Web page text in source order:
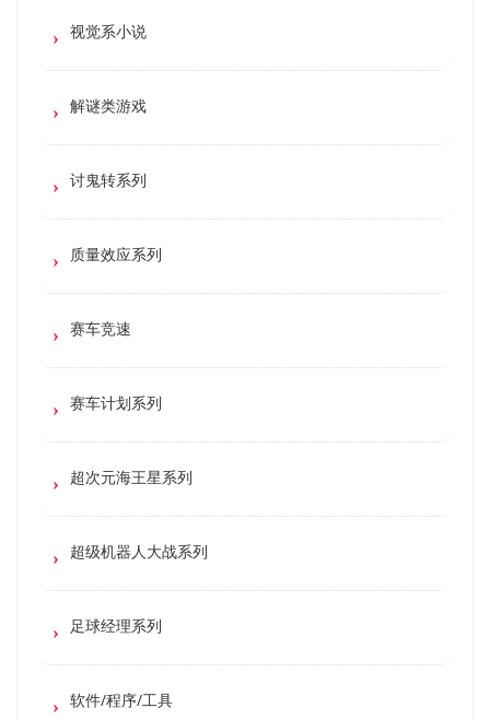
视觉系小说
解谜类游戏
讨鬼转系列
质量效应系列
赛车竞速
赛车计划系列
超次元海王星系列
超级机器人大战系列
足球经理系列
软件/程序/工具